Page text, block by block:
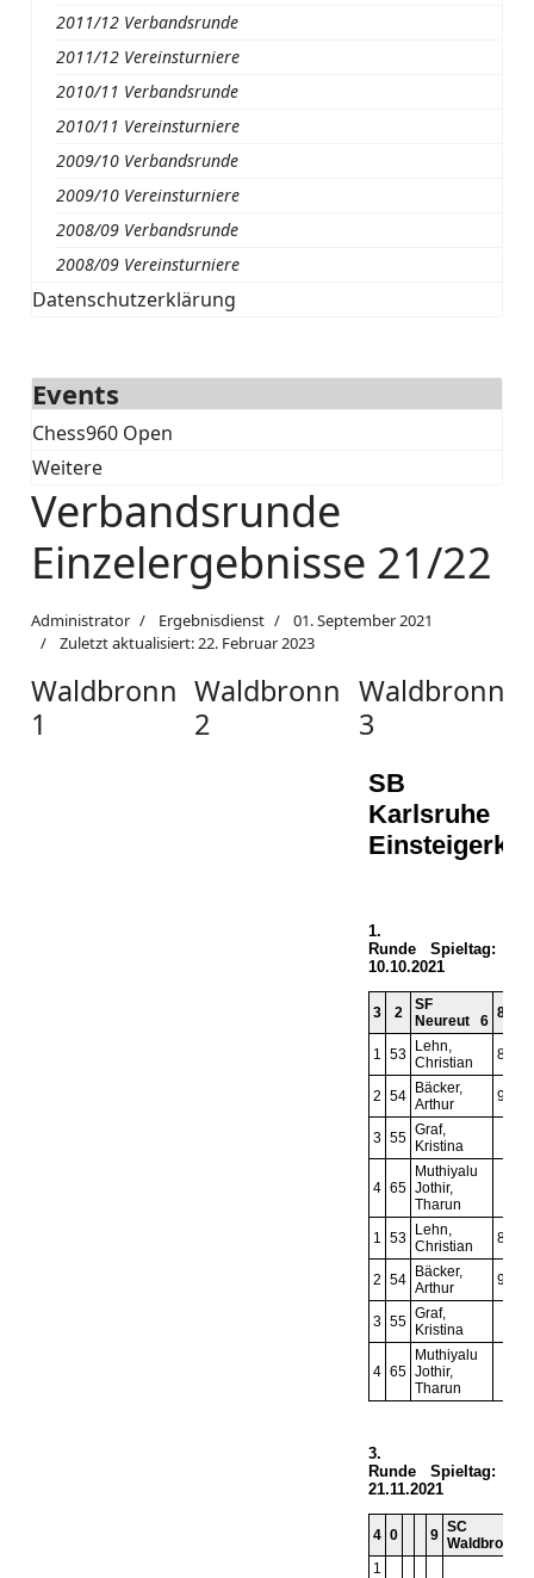
2011/12 Verbandsrunde
2011/12 Vereinsturniere
2010/11 Verbandsrunde
2010/11 Vereinsturniere
2009/10 Verbandsrunde
2009/10 Vereinsturniere
2008/09 Verbandsrunde
2008/09 Vereinsturniere
Datenschutzerklärung
Events
Chess960 Open
Weitere
Verbandsrunde
Einzelergebnisse 21/22
Administrator Ergebnisdienst
01. September 2021
Zuletzt aktualisiert: 22. Februar 2023
Waldbronn
1
Waldbronn
2
Waldbronn
3